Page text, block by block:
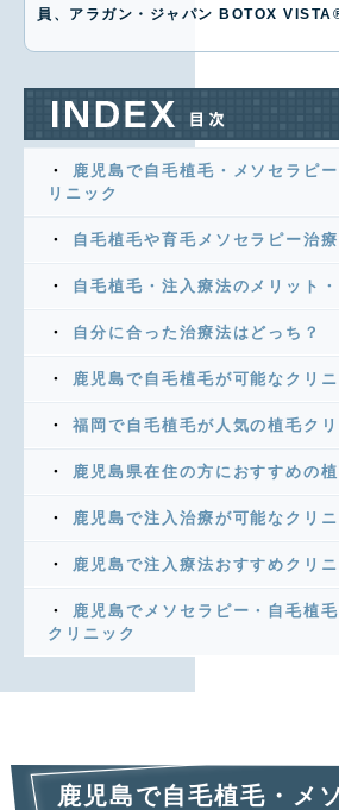
員、アラガン・ジャパン BOTOX
鹿児島で自毛植毛・メソセラピ
リニック
自毛植毛や育毛メソセラピー治
自毛植毛・注入療法のメリット
自分に合った治療法はどっち？
鹿児島で自毛植毛が可能なクリニ
福岡で自毛植毛が人気の植毛ク
鹿児島県在住の方におすすめの
鹿児島で注入治療が可能なクリ
鹿児島で注入療法おすすめクリ
鹿児島でメソセラピー・自毛植
クリニック
鹿児島で自毛植毛・メ